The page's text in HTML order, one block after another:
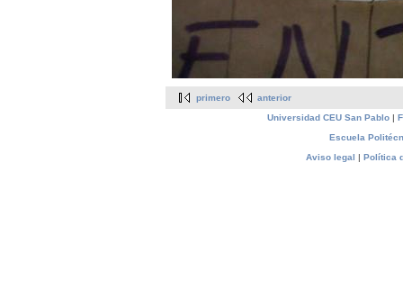
primero
anterior
Universidad CEU San Pablo|
Escuela
Aviso legal | Política